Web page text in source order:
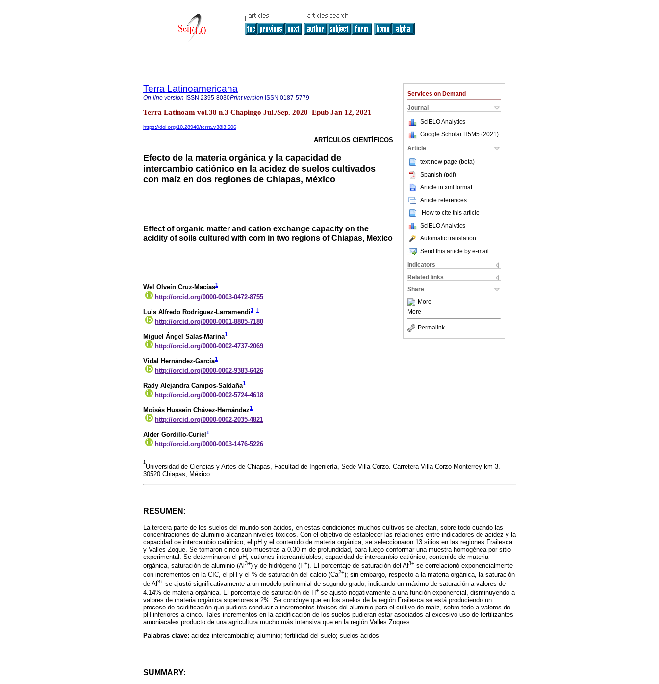
Services on Demand
Journal
SciELO Analytics
Google Scholar H5M5 (2021 )
Article
text new page (beta)
Spanish (pdf)
Article in xml format
Article references
How to cite this article
SciELO Analytics
Automatic translation
Send this article by e-mail
Indicators
Related links
Share
More
More
Permalink
Terra Latinoamericana
On-line version ISSN 2395-8030Print version ISSN 0187-5779
Terra Latinoam vol.38 n.3 Chapingo Jul./Sep. 2020 Epub Jan 12, 2021
https://doi.org/10.28940/terra.v38i3.506
ARTÍCULOS CIENTÍFICOS
Efecto de la materia orgánica y la capacidad de
intercambio catiónico en la acidez de suelos cultivados
con maíz en dos regiones de Chiapas, México
Effect of organic matter and cation exchange capacity on the
acidity of soils cultured with corn in two regions of Chiapas, Mexico
Wel Olveín Cruz-Macías1
http://orcid.org/0000-0003-0472-8755
Luis Alfredo Rodríguez-Larramendi1 ‡
http://orcid.org/0000-0001-8805-7180
Miguel Ángel Salas-Marina1
http://orcid.org/0000-0002-4737-2069
Vidal Hernández-García1
http://orcid.org/0000-0002-9383-6426
Rady Alejandra Campos-Saldaña1
http://orcid.org/0000-0002-5724-4618
Moisés Hussein Chávez-Hernández1
http://orcid.org/0000-0002-2035-4821
Alder Gordillo-Curiel 1
http://orcid.org/0000-0003-1476-5226
1
Universidad de Ciencias y Artes de Chiapas, Facultad de Ingeniería, Sede Villa Corzo. Carretera Villa Corzo-Monterrey km 3.
30520 Chiapas, México.
RESUMEN:
La tercera parte de los suelos del mundo son ácidos, en estas condiciones muchos cultivos se afectan, sobre todo cuando las
concentraciones de aluminio alcanzan niveles tóxicos. Con el objetivo de establecer las relaciones entre indicadores de acidez y la
capacidad de intercambio catiónico, el pH y el contenido de materia orgánica, se seleccionaron 13 sitios en las regiones Frailesca
y Valles Zoque. Se tomaron cinco sub-muestras a 0.30 m de profundidad, para luego conformar una muestra homogénea por sitio
experimental. Se determinaron el pH, cationes intercambiables, capacidad de intercambio catiónico, contenido de materia
orgánica, saturación de aluminio (Al 3+) y de hidrógeno (H+). El porcentaje de saturación del Al 3+ se correlacionó exponencialmente
con incrementos en la CIC, el pH y el % de saturación del calcio (Ca2+); sin embargo, respecto a la materia orgánica, la saturación
de Al 3+ se ajustó significativamente a un modelo polinomial de segundo grado, indicando un máximo de saturación a valores de
4.14% de materia orgánica. El porcentaje de saturación de H+ se ajustó negativamente a una función exponencial, disminuyendo a
valores de materia orgánica superiores a 2%. Se concluye que en los suelos de la región Frailesca se está produciendo un
proceso de acidificación que pudiera conducir a incrementos tóxicos del aluminio para el cultivo de maíz, sobre todo a valores de
pH inferiores a cinco. Tales incrementos en la acidificación de los suelos pudieran estar asociados al excesivo uso de fertilizantes
amoniacales producto de una agricultura mucho más intensiva que en la región Valles Zoques.
Palabras clave: acidez intercambiable; aluminio; fertilidad del suelo; suelos ácidos
SUMMARY: